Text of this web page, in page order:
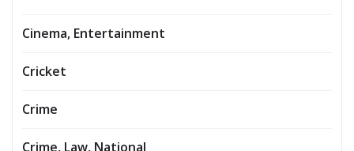
Cinema, Entertainment
Cricket
Crime
Crime, Law, National